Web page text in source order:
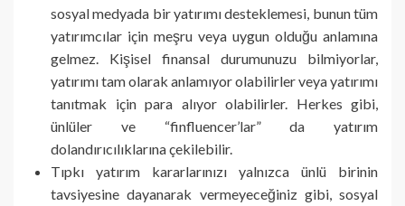
sosyal medyada bir yatırımı desteklemesi, bunun tüm
yatırımcılar için meşru veya uygun olduğu anlamına
gelmez. Kişisel finansal durumunuzu bilmiyorlar,
yatırımı tam olarak anlamıyor olabilirler veya yatırımı
tanıtmak için para alıyor olabilirler. Herkes gibi,
ünlüler ve “finfluencer’lar” da yatırım
dolandırıcılıklarına çekilebilir.
Tıpkı yatırım kararlarınızı yalnızca ünlü birinin
tavsiyesine dayanarak vermeyeceğiniz gibi, sosyal